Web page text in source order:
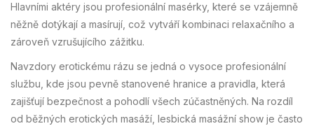
Hlavními aktéry jsou profesionální masérky, které se vzájemně
něžně dotýkají a masírují, což vytváří kombinaci relaxačního a
zároveň vzrušujícího zážitku.
Navzdory erotickému rázu se jedná o vysoce profesionální
službu, kde jsou pevně stanovené hranice a pravidla, která
zajišťují bezpečnost a pohodlí všech zúčastněných. Na rozdíl
od běžných erotických masáží, lesbická masážní show je často